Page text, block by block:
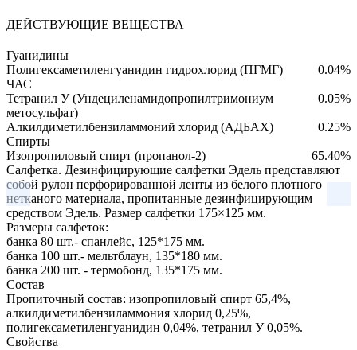
ДЕЙСТВУЮЩИЕ ВЕЩЕСТВА
Гуанидины
Полигексаметиленгуанидин гидрохлорид (ПГМГ)
0.04%
ЧАС
Тетранил У (Ундециленамидопропилтримониум
метосульфат)
0.05%
Алкилдиметилбензиламмоний хлорид (АДБАХ)
0.25%
Спирты
Изопропиловый спирт (пропанол-2)
65.40%
Салфетка. Дезинфицирующие салфетки Эдель представляют
собой рулон перфорированной ленты из белого плотного
нетканого материала, пропитанные дезинфицирующим
средством Эдель. Размер салфетки 175×125 мм.
Размеры салфеток:
банка 80 шт.- спанлейс, 125*175 мм.
банка 100 шт.- мельтблаун, 135*180 мм.
банка 200 шт. - термобонд, 135*175 мм.
Состав
Пропиточный состав: изопропиловый спирт 65,4%,
алкилдиметилбензиламмония хлорид 0,25%,
полигексаметиленгуанидин 0,04%, тетранил У 0,05%.
Свойства